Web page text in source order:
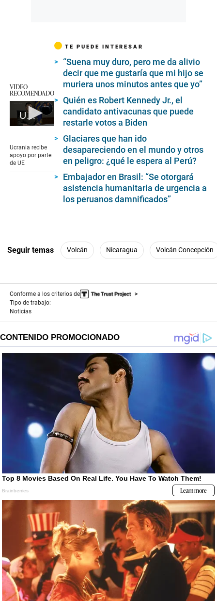
VIDEO
RECOMENDADO
Ucrania recibe apoyo por parte de UE
of
1
minute,
Ucrania recibe
apoyo por parte
de UE
TE PUEDE INTERESAR
“Suena muy duro, pero me da alivio
decir que me gustaría que mi hijo se
muriera unos minutos antes que yo”
Quién es Robert Kennedy Jr., el
candidato antivacunas que puede
restarle votos a Biden
Glaciares que han ido
desapareciendo en el mundo y otros
en peligro: ¿qué le espera al Perú?
Embajador en Brasil: “Se otorgará
asistencia humanitaria de urgencia a
los peruanos damnificados”
Seguir temas Volcán Nicaragua Volcán Concepción
Conforme a los criterios de
Tipo de trabajo:
Noticias